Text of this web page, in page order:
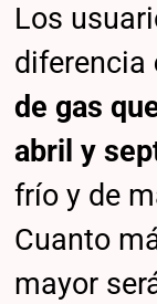
Los
diferencia
de gas
abril y
frío y de
Cuanto
mayor